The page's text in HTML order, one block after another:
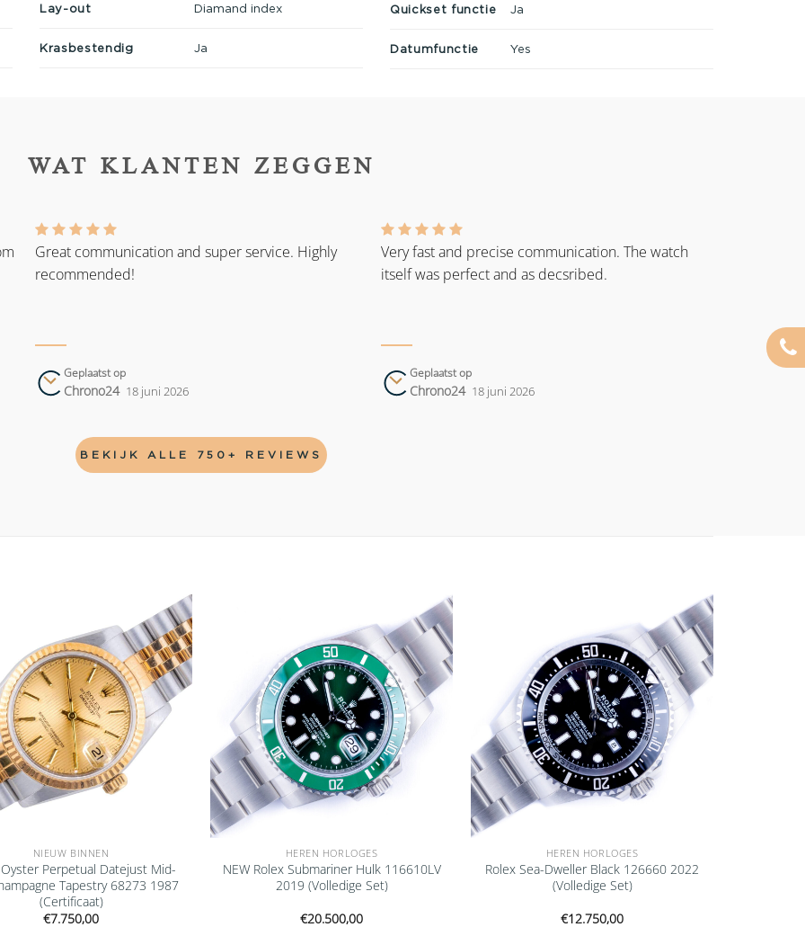
Lay-out Diamand index
Krasbestendig Ja
Quickset functie Ja
Datumfunctie Yes
WAT KLANTEN ZEGGEN
Great communication and super service. Highly
recommended!
Geplaatst op
Chrono24 18 juni 2026
Very fast and precise communication. The watch
itself was perfect and as decsribed.
Geplaatst op
Chrono24 18 juni 2026
BEKIJK ALLE 750+ REVIEWS
Add to
wishlist
NIEUW BINNEN
Perpetual Datejust Mid-
Tapestry 68273 1987
(Certificaat)
€7.750,00
Add to
wishlist
HEREN HORLOGES
NEW Rolex Submariner Hulk 116610LV
2019 (Volledige Set)
€20.500,00
Add to
wishlist
HEREN HORLOGES
Rolex Sea-Dweller Black 126660 2022
(Volledige Set)
€12.750,00